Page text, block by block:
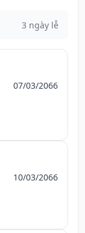
3 ngày lễ
07/03/2066
10/03/2066